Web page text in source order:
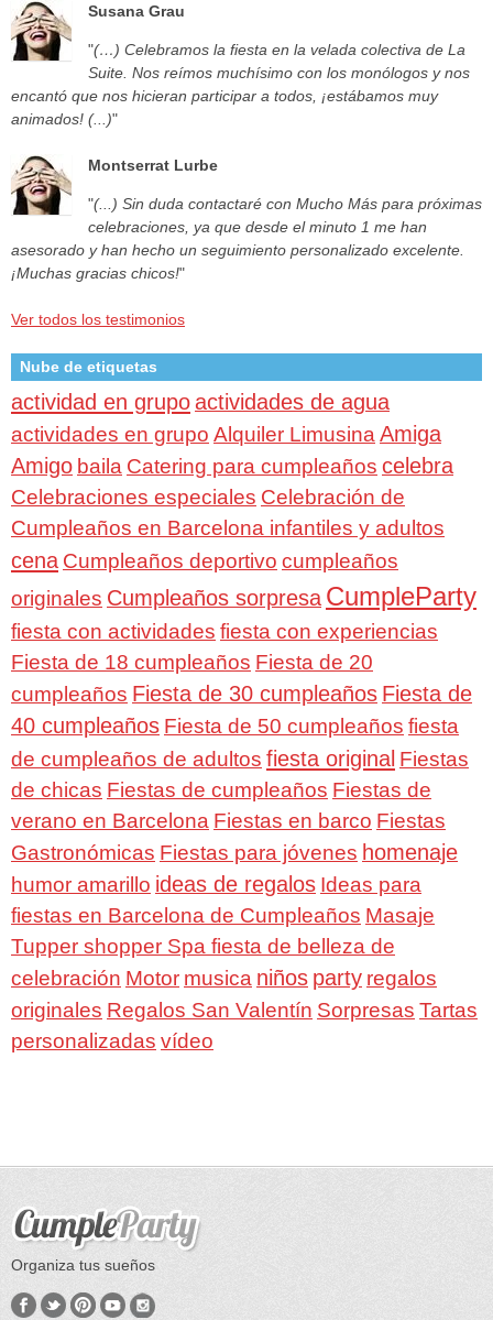
Susana Grau
"(…) Celebramos la fiesta en la velada colectiva de La
Suite. Nos reímos muchísimo con los monólogos y nos
encantó que nos hicieran participar a todos, ¡estábamos muy
animados! (...)"
Montserrat Lurbe
"(...) Sin duda contactaré con Mucho Más para próximas
celebraciones, ya que desde el minuto 1 me han
asesorado y han hecho un seguimiento personalizado excelente.
¡Muchas gracias chicos!"
Ver todos los testimonios
Nube de etiquetas
actividad en grupoactividades de agua
actividades en grupo Alquiler Limusina Amiga
Amigo baila Catering para cumpleaños celebra
Celebraciones especiales Celebración de
Cumpleaños en Barcelona infantiles y adultos
cena Cumpleaños deportivo cumpleaños
originales Cumpleaños sorpresa CumpleParty
fiesta con actividades fiesta con experiencias
Fiesta de 18 cumpleaños Fiesta de 20
cumpleaños Fiesta de 30 cumpleaños Fiesta de
40 cumpleaños Fiesta de 50 cumpleaños fiesta
de cumpleaños de adultos fiesta original Fiestas
de chicas Fiestas de cumpleaños Fiestas de
verano en Barcelona Fiestas en barco Fiestas
Gastronómicas Fiestas para jóvenes homenaje
humor amarillo ideas de regalos Ideas para
fiestas en Barcelona de Cumpleaños Masaje
Tupper shopper Spa fiesta de belleza de
celebración Motor musica niños party regalos
originales Regalos San Valentín Sorpresas Tartas
personalizadas vídeo
Organiza tus sueños